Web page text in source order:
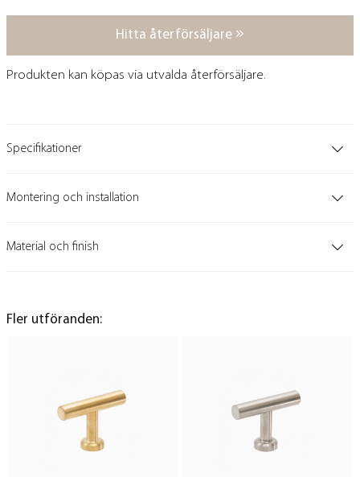
Hitta återförsäljare
Produkten kan köpas via utvalda återförsäljare.
Specifikationer
Montering och installation
Material och finish
Fler utföranden: